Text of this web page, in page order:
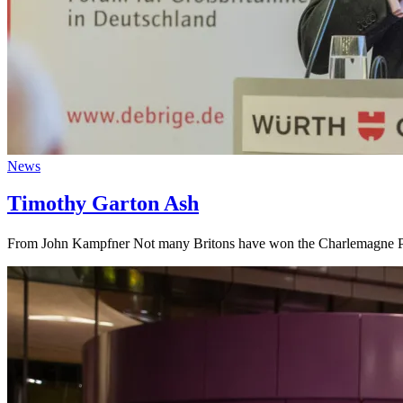
News
Timothy Garton Ash
From John Kampfner Not many Britons have won the